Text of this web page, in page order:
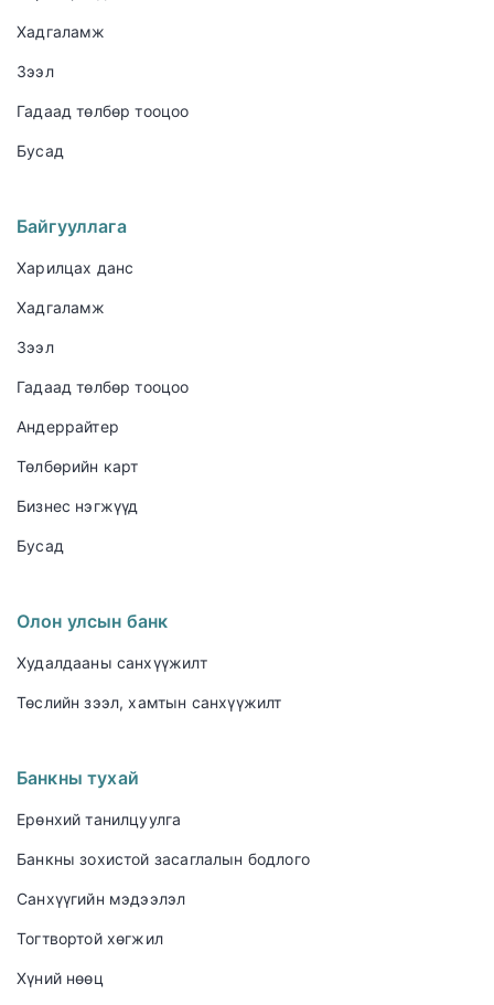
Хадгаламж
Зээл
Гадаад төлбөр тооцоо
Бусад
Байгууллага
Харилцах данс
Хадгаламж
Зээл
Гадаад төлбөр тооцоо
Андеррайтер
Төлбөрийн карт
Бизнес нэгжүүд
Бусад
Олон улсын банк
Худалдааны санхүүжилт
Төслийн зээл, хамтын санхүүжилт
Банкны тухай
Ерөнхий танилцуулга
Банкны зохистой засаглалын бодлого
Санхүүгийн мэдээлэл
Тогтвортой хөгжил
Хүний нөөц